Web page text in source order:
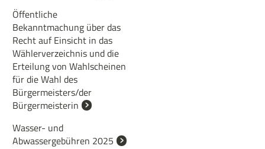
Öffentliche
Bekanntmachung über das
Recht auf Einsicht in das
Wählerverzeichnis und die
Erteilung von Wahlscheinen
für die Wahl des
Bürgermeisters/der
Bürgermeisterin
Wasser- und
Abwassergebühren 2025